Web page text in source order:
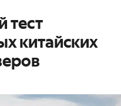
тест
китайских